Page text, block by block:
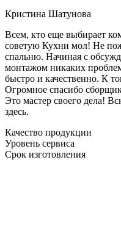
Кристина Шатунова
Всем, кто еще выбирает
советую Кухни мол! Не
спальню. Начиная с
монтажом никаких
быстро и качественно. К
Огромное спасибо
Это мастер своего дела!
здесь.
Качество продукции
Уровень сервиса
Срок изготовления